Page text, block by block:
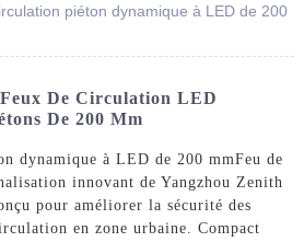
piéton dynamique à LED de 200
De Circulation LED
De 200 Mm
dynamique à LED de 200 mmFeu de
innovant de Yangzhou Zenith
pour améliorer la sécurité des
en zone urbaine. Compact